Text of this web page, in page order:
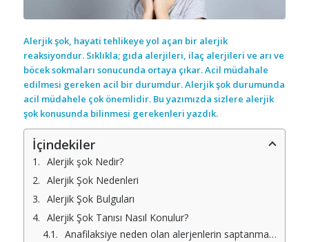
Alerjik şok, hayati tehlikeye yol açan bir alerjik
reaksiyondur. Sıklıkla; gıda alerjileri, ilaç alerjileri ve arı ve
böcek sokmaları sonucunda ortaya çıkar. Acil müdahale
edilmesi gereken acil bir durumdur. Alerjik şok durumunda
acil müdahele çok önemlidir. Bu yazımızda sizlere alerjik
şok konusunda bilinmesi gerekenleri yazdık.
İçindekiler
Alerjik şok Nedir?
Alerjik Şok Nedenleri
Alerjik Şok Bulguları
Alerjik Şok Tanısı Nasıl Konulur?
Anafilaksiye neden olan alerjenlerin saptanması için kullanılan testler nelerdir?